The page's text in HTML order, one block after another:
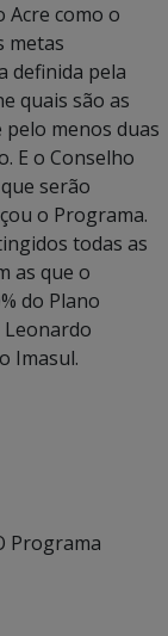
Acre como o
metas
definida pela
quais são as
pelo menos duas
E o Conselho
serão
o Programa.
todas as
as que o
do Plano
Leonardo
Imasul.
Programa